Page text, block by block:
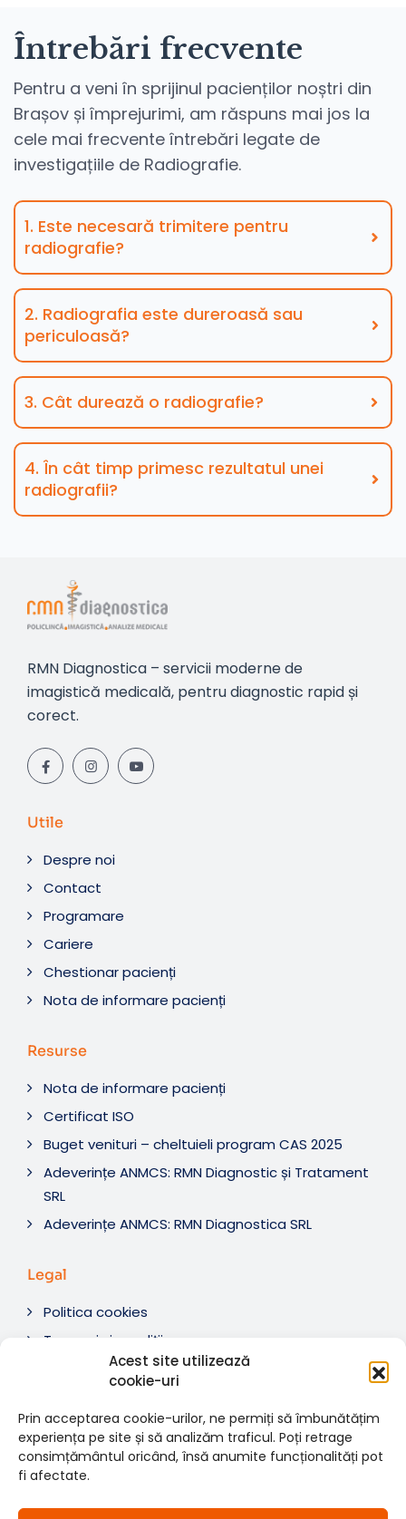
Acest site utilizează
cookie-uri
Prin acceptarea cookie-urilor, ne permiți să îmbunătățim
experiența pe site și să analizăm traficul. Poți retrage
consimțământul oricând, însă anumite funcționalități pot
fi afectate.
Întrebări frecvente
Pentru a veni în sprijinul pacienților noștri din
Brașov și împrejurimi, am răspuns mai jos la
cele mai frecvente întrebări legate de
investigațiile de Radiografie.
1. Este necesară trimitere pentru
radiografie?
2. Radiografia este dureroasă sau
periculoasă?
3. Cât durează o radiografie?
4. În cât timp primesc rezultatul unei
radiografii?
RMN Diagnostica – servicii moderne de
imagistică medicală, pentru diagnostic rapid și
corect.
Utile
Despre noi
Contact
Programare
Cariere
Chestionar pacienți
Nota de informare pacienți
Resurse
Nota de informare pacienți
Certificat ISO
Buget venituri – cheltuieli program CAS 2025
Adeverințe ANMCS: RMN Diagnostic și Tratament
SRL
Adeverințe ANMCS: RMN Diagnostica SRL
Legal
Politica cookies
Termeni si condiții
Soluționare litigii
rezervate.